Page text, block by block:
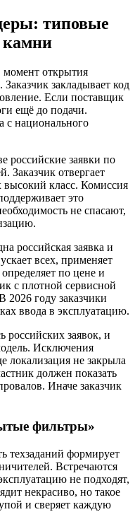
типовые
камни
момент открытия
закладывает код
Если поставщик
ещё до подачи.
с национального
российские заявки по
Заказчик отвергает
класс. Комиссия
это
не спасают,
российская заявка и
всех, применяет
по цене и
с плотной сервисной
2026 году заказчики
ввода в эксплуатацию.
российских заявок, и
Исключения
локализация не закрыла
должен показать
Иначе заказчик
фильтры»
техзаданий формирует
Встречаются
не подходят,
некрасиво, но такое
и сверяет каждую